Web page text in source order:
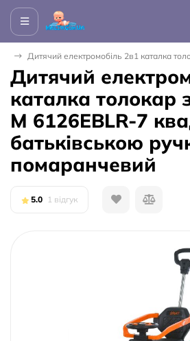
Дитячий електромобіль 2в1 каталка
Дитячий
каталка толокар
M 6126EBLR-7
батьківською
помаранчевий
5.0 1 відгук